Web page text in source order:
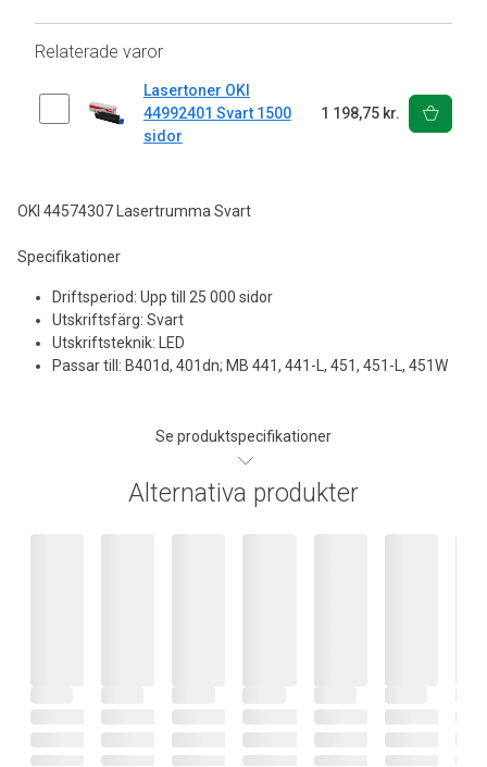
OKI 44574307 Lasertrumma Svart
Specifikationer
Driftsperiod: Upp till 25 000 sidor
Utskriftsfärg: Svart
Utskriftsteknik: LED
Passar till: B401d, 401dn; MB 441, 441-L, 451, 451-L, 451W
Se produktspecifikationer
Relaterade varor
Lasertoner OKI
44992401 Svart 1500
sidor
1 198,75 kr.
Alternativa produkter